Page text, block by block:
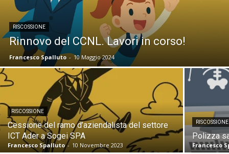
RISCOSSIONE
Rinnovo del CCNL. Lavori in corso!
Francesco Spalluto - 10 Maggio 2024
RISCOSSIONE
Cessione del ramo d’aziendalista del settore
ICT Ader a Sogei SPA
Francesco Spalluto - 10 Novembre 2023
RISCOSSIONE
Polizza
Francesco